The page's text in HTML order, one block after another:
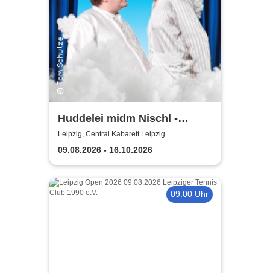
Huddelei midm Nischl -
Central Kabarett Leipzig
Leipzig, Central Kabarett Leipzig
09.08.2026 - 16.10.2026
09:00 Uhr